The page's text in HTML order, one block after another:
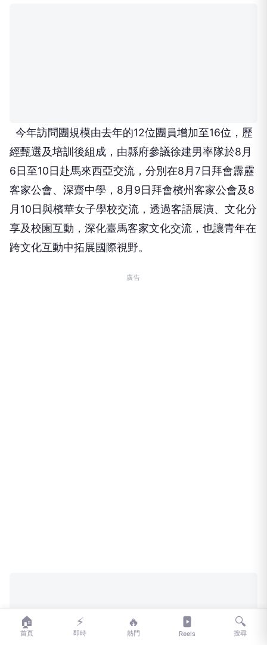
今年訪問團規模由去年的12位團員增加至16位，歷
經甄選及培訓後組成，由縣府參議徐建男率隊於8 月
6日至10日赴馬來西亞交流，分別在8 月7日拜會霹靂
客家公會、深齋中學， 8 月 9日拜會檳州客家公會及8
月 10日與檳華女子學校交流，透過客語展演、文化分
享及校園互動，深化臺馬客家文化交流，也讓青年在
跨文化互動中拓展國際視野。
廣告
🏠
首頁
⚡
即時
🔥
熱門 Reels
🔍
搜尋